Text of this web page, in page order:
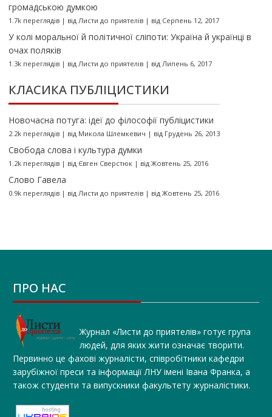
громадською думкою
1.7k переглядів| від Листи до приятелів| від Серпень 12, 2017
У колі моральної й політичної сліпоти: Україна й українці в
очах поляків
1.3k переглядів| від Листи до приятелів| від Липень 6, 2017
КЛАСИКА ПУБЛІЦИСТИКИ
Новочасна потуга: ідеї до філософії публіцистики
2.2k переглядів| від Микола Шлемкевич | від Грудень 26, 2013
Свобода слова і культура думки
1.2k переглядів| від Євген Сверстюк| від Жовтень 25, 2016
Слово Гавела
0.9k переглядів| від Листи до приятелів| від Жовтень 25, 2016
ПРО НАС
Журнал «Листи до приятелів» готує група
людей, для яких жити означає творити.
Первинно це фахові журналісти, співробітники кафедри
зарубіжної преси та інформації ЛНУ імені Івана Франка, а
також студенти та випускники факультету журналістики.